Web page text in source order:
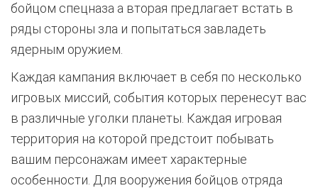
бойцом спецназа а вторая предлагает встать в
ряды стороны зла и попытаться завладеть
ядерным оружием.
Каждая кампания включает в себя по несколько
игровых миссий, события которых перенесут вас
в различные уголки планеты. Каждая игровая
территория на которой предстоит побывать
вашим персонажам имеет характерные
особенности. Для вооружения бойцов отряда